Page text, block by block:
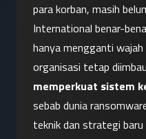
para korban, masih
International benar-
hanya mengganti
organisasi tetap
memperkuat sistem
sebab dunia
teknik dan strategi